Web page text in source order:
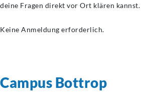
deine Fragen direkt vor Ort klären kannst.
Keine Anmeldung erforderlich.
Campus Bottrop